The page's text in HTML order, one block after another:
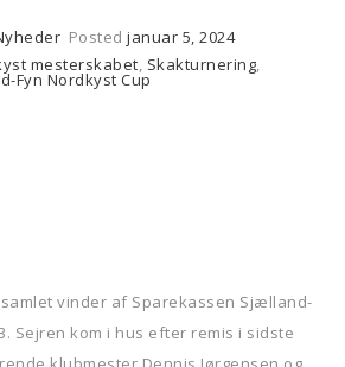
Posted januar 5, 2024
mesterskabet, Skakturnering,
Fyn Nordkyst Cup
vinder af Sparekassen Sjælland-
Sejren kom i hus efter remis i sidste